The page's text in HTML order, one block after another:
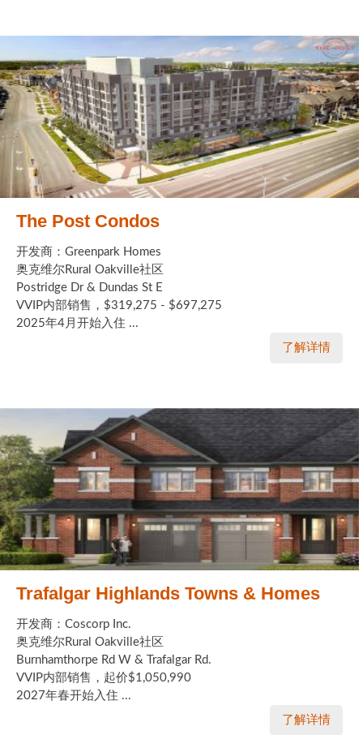
The Post Condos
开发商：Greenpark Homes
奥克维尔Rural Oakville社区
Postridge Dr & Dundas St E
VVIP内部销售，$319,275 - $697,275
2025年4月开始入住 ...
了解详情
Trafalgar Highlands Towns & Homes
开发商：Coscorp Inc.
奥克维尔Rural Oakville社区
Burnhamthorpe Rd W & Trafalgar Rd.
VVIP内部销售，起价$1,050,990
2027年春开始入住 ...
了解详情